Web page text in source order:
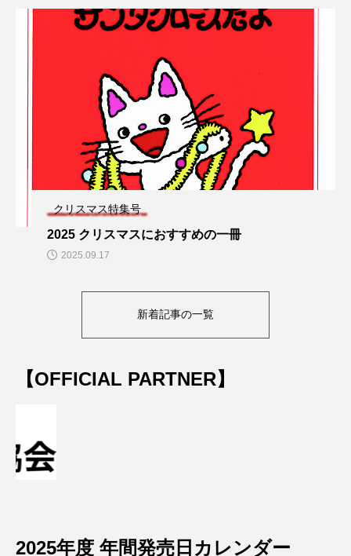
クリスマス特集号
2025 クリスマスにおすすめの一冊
2025.09.17
新着記事の一覧
【OFFICIAL PARTNER】
2025年度 年間発売日カレンダー